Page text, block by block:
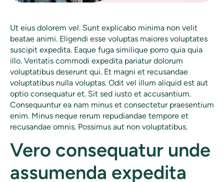
Ut eius dolorem vel. Sunt explicabo minima non velit
beatae animi. Eligendi esse voluptas maiores voluptates
suscipit expedita. Eaque fuga similique porro quia quia
illo. Veritatis commodi expedita pariatur dolorum
voluptatibus deserunt qui. Et magni et recusandae
voluptatibus nulla voluptas. Odit vel illum aliquid est aut
optio consequatur et. Sit sed iusto et accusantium.
Consequuntur ea nam minus et consectetur praesentium
enim. Minus neque rerum repudiandae tempore et
recusandae omnis. Possimus aut non voluptatibus.
Vero consequatur unde
assumenda expedita